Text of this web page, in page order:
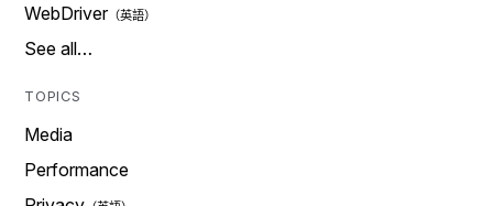
WebDriver
See all…
TOPICS
Media
Performance